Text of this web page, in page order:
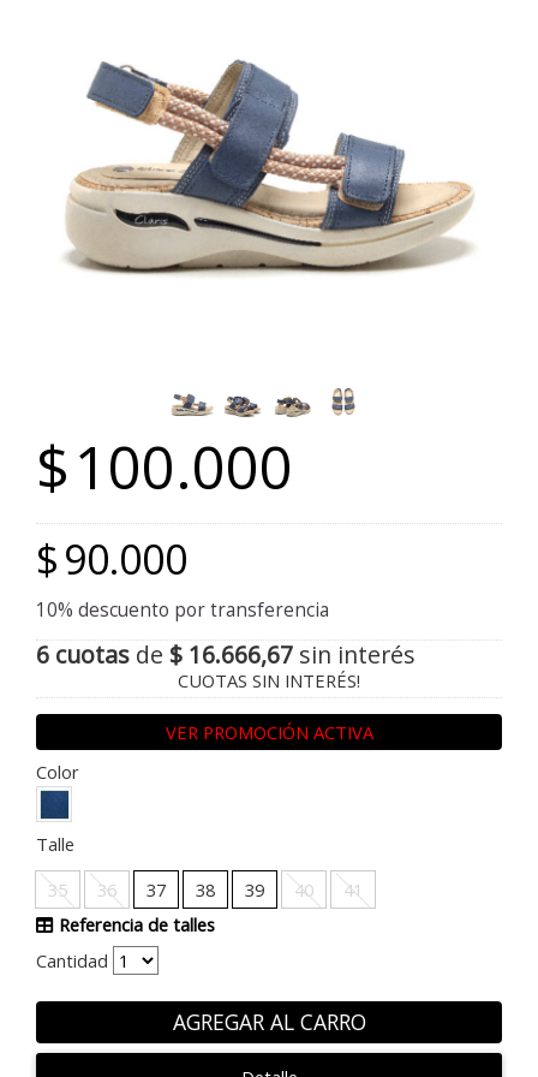
$100.000
$90.000
10% descuento por transferencia
6 cuotas de $ 16.666,67 sin interés
CUOTAS SIN INTERÉS!
VER PROMOCIÓN ACTIVA
Color
Talle
35
36 37 38 39 40
41
Referencia de talles
Cantidad
AGREGAR AL CARRO